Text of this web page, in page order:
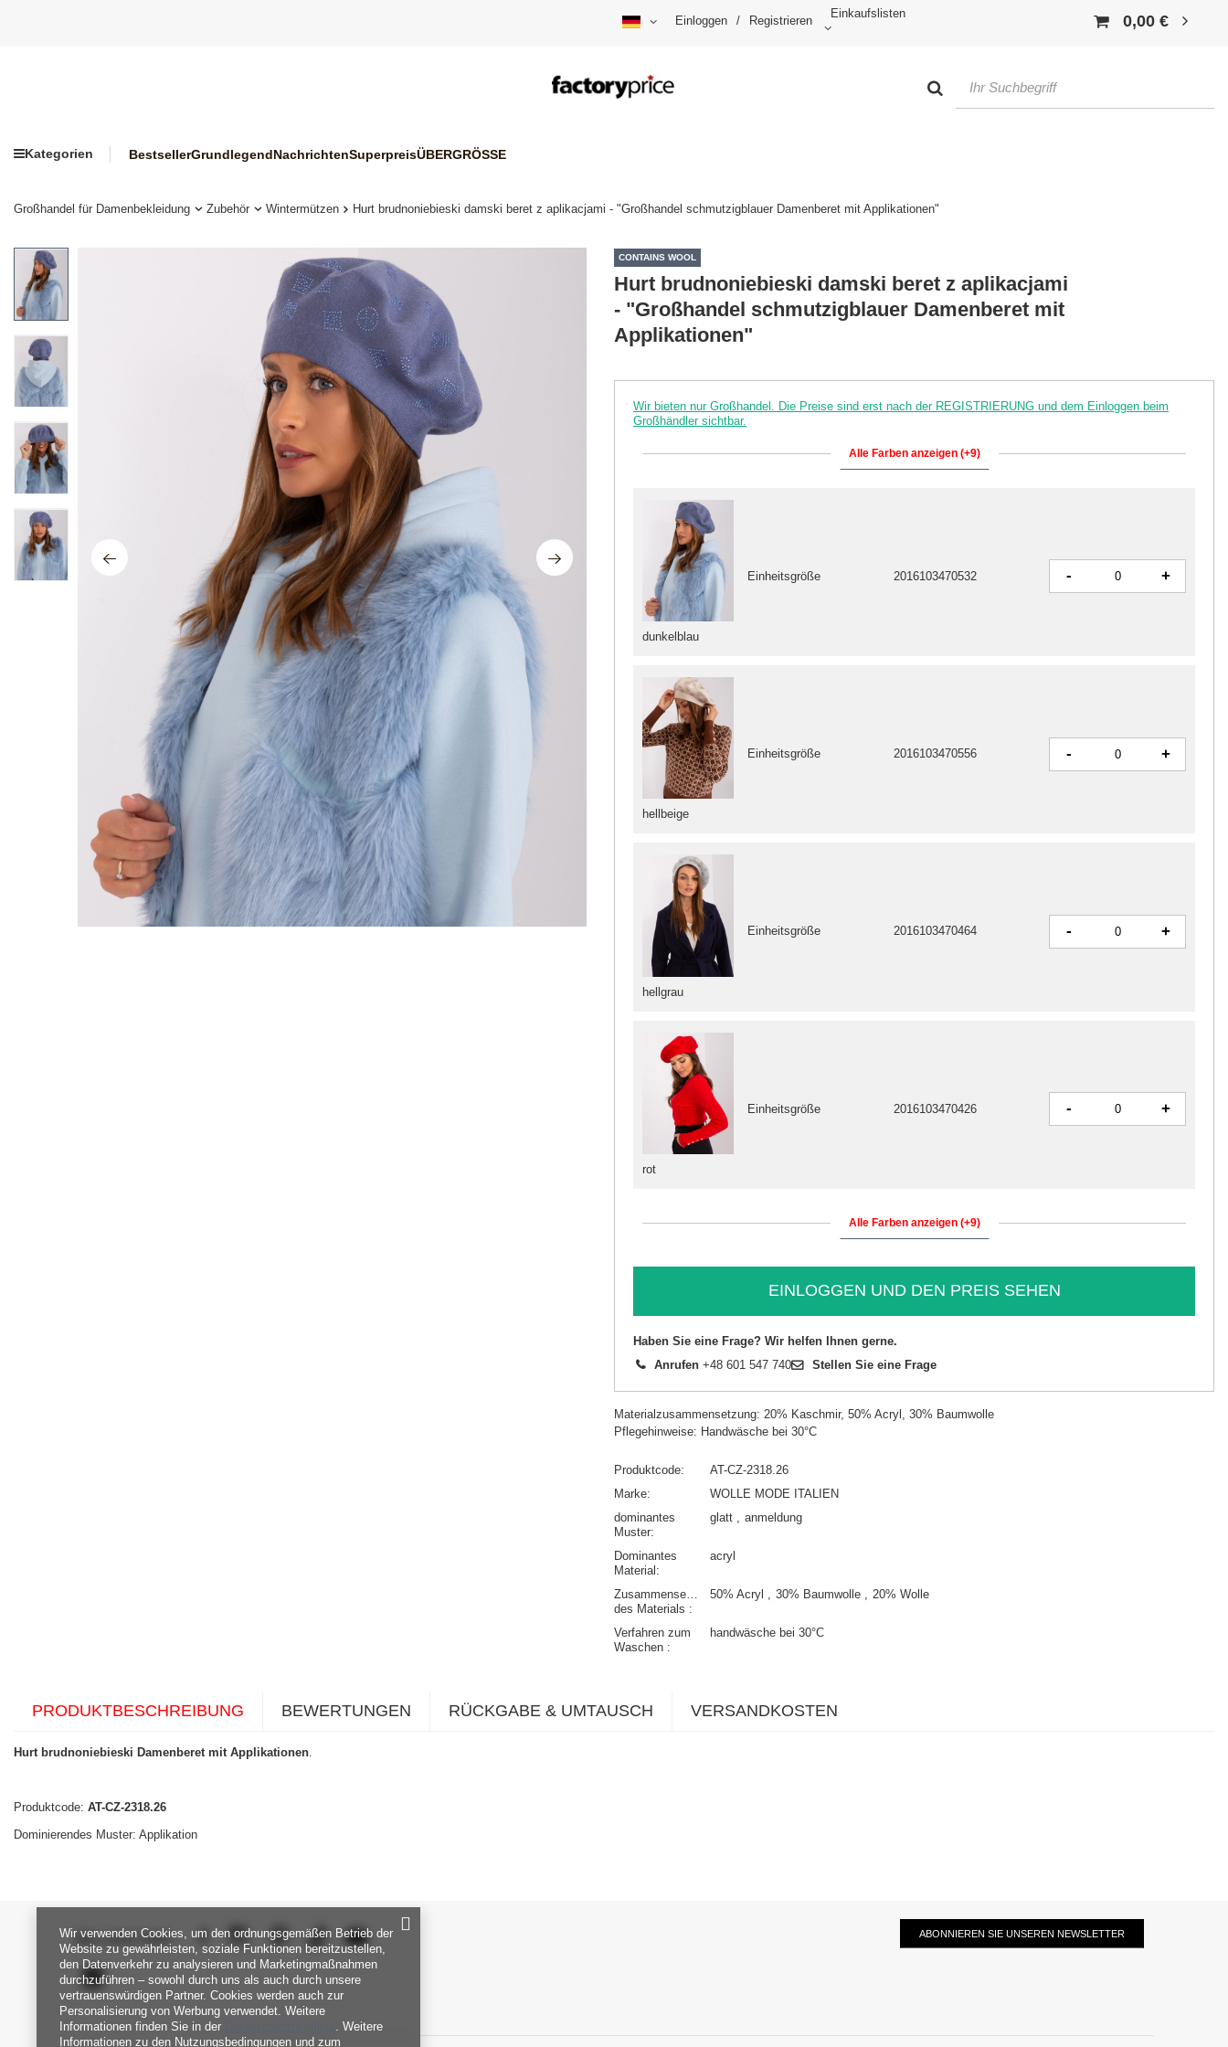
Einloggen / Registrieren
Einkaufslisten 0,00 €
Kategorien BestsellerGrundlegendNachrichtenSuperpreisÜBERGRÖSSE
Großhandel für Damenbekleidung Zubehör Wintermützen Hurt brudnoniebieski damski beret z aplikacjami - "Großhandel schmutzigblauer Damenberet mit Applikationen"
CONTAINS WOOL
Hurt brudnoniebieski damski beret z aplikacjami
- "Großhandel schmutzigblauer Damenberet mit
Applikationen"
Wir bieten nur Großhandel. Die Preise sind erst nach der REGISTRIERUNG und dem Einloggen beim
Großhändler sichtbar.
Alle Farben anzeigen (+9)
hellbeige
Einheitsgröße 2016103470556 - +
hellgrau
Einheitsgröße 2016103470464 - +
rot
Einheitsgröße 2016103470426 - +
dunkelblau
Einheitsgröße 2016103470532 - +
Alle Farben anzeigen (+9)
EINLOGGEN UND DEN PREIS SEHEN
Haben Sie eine Frage? Wir helfen Ihnen gerne.
Anrufen +48 601 547 740 Stellen Sie eine Frage
Materialzusammensetzung: 20% Kaschmir, 50% Acryl, 30% Baumwolle
Pflegehinweise: Handwäsche bei 30°C
Produktcode
AT-CZ-2318.26
Marke
WOLLE MODE ITALIEN
dominantes
Muster
glatt anmeldung
Dominantes
Material
acryl
Zusammensetzung
des Materials
50% Acryl 30% Baumwolle 20% Wolle
Verfahren zum
Waschen
handwäsche bei 30°C
PRODUKTBESCHREIBUNG BEWERTUNGEN RÜCKGABE & UMTAUSCH VERSANDKOSTEN
Hurt brudnoniebieski Damenberet mit Applikationen
Produktcode: AT-CZ-2318.26
Dominierendes Muster: Applikation
SEI UNS NAH ABONNIEREN SIE UNSEREN NEWSLETTER
Wir verwenden Cookies, um den ordnungsgemäßen Betrieb der
Website zu gewährleisten, soziale Funktionen bereitzustellen,
den Datenverkehr zu analysieren und Marketingmaßnahmen
durchzuführen – sowohl durch uns als auch durch unsere
vertrauenswürdigen Partner. Cookies werden auch zur
Personalisierung von Werbung verwendet. Weitere
Informationen finden Sie in der
. Weitere
Informationen zu den Nutzungsbedingungen und zum